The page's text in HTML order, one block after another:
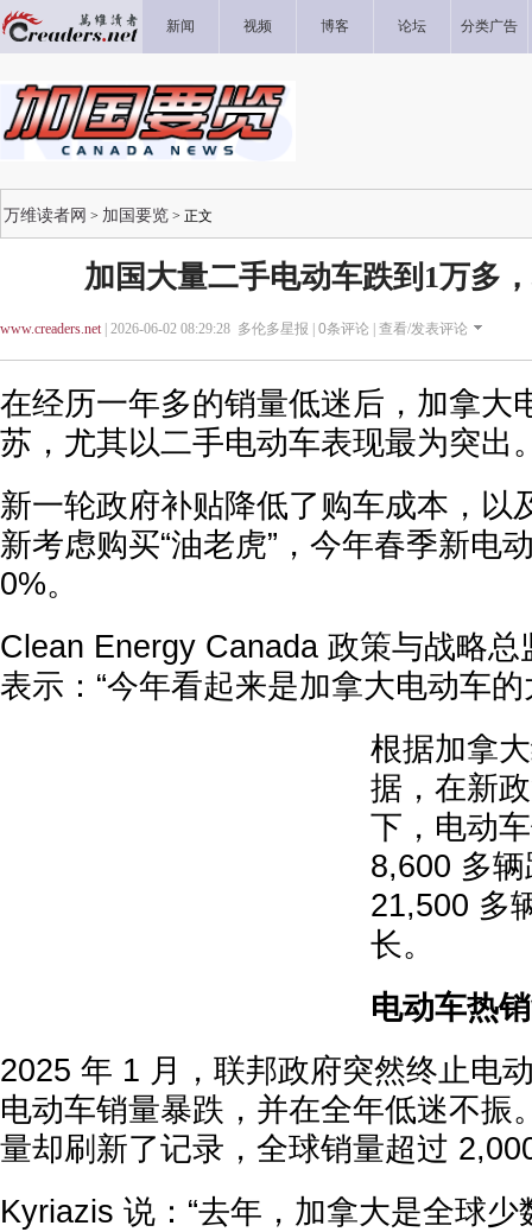
新闻 视频 博客 论坛 分类广告
万维读者网 > 加国要览 > 正文
加国大量二手电动车跌到1万多
www.creaders.net| 2026-06-02 08:29:28 多伦多星报 | 0条评论 | 查看/发表评论
在经历一年多的销量低迷后，加拿大
苏，尤其以二手电动车表现最为突出
新一轮政府补贴降低了购车成本，以
新考虑购买“油老虎”，今年春季新电
0%。
Clean Energy Canada 政策与战略
表示：“今年看起来是加拿大电动车的
根据加拿
据，在新
下，电动
8,600 多
21,500 多
长。
电动车热
2025 年 1 月，联邦政府突然终止电
电动车销量暴跌，并在全年低迷不振
量却刷新了记录，全球销量超过
Kyriazis 说：“去年，加拿大是全球